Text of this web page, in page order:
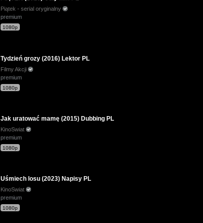
Piątek - serial oryginalny
premium
1080p
Tydzień grozy (2016) Lektor PL
Filmy Akcji
premium
1080p
Jak uratować mamę (2015) Dubbing PL
KinoSwiat
premium
1080p
Uśmiech losu (2023) Napisy PL
KinoSwiat
premium
1080p